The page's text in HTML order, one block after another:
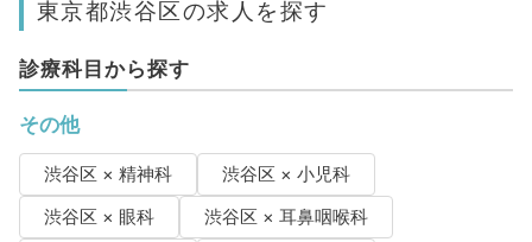
東京都渋谷区の求人を探す
診療科目から探す
その他
渋谷区 × 精神科
渋谷区 × 小児科
渋谷区 × 眼科
渋谷区 × 耳鼻咽喉科